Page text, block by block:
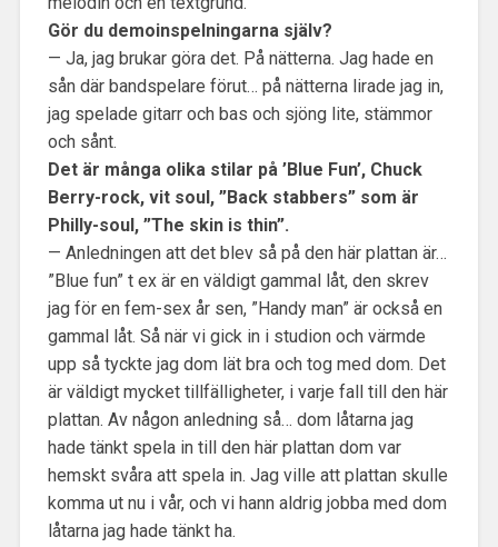
Gör du demoinspelningarna själv?
— Ja, jag brukar göra det. På nätterna. Jag hade en
sån där bandspelare förut… på nätterna lirade jag in,
jag spelade gitarr och bas och sjöng lite, stämmor
och sånt.
Det är många olika stilar på ’Blue Fun’, Chuck
Berry-rock, vit soul, ”Back stabbers” som är
Philly-soul, ”The skin is thin”.
— Anledningen att det blev så på den här plattan är…
”Blue fun” t ex är en väldigt gammal låt, den skrev
jag för en fem-sex år sen, ”Handy man” är också en
gammal låt. Så när vi gick in i studion och värmde
upp så tyckte jag dom lät bra och tog med dom. Det
är väldigt mycket tillfälligheter, i varje fall till den här
plattan. Av någon anledning så… dom låtarna jag
hade tänkt spela in till den här plattan dom var
hemskt svåra att spela in. Jag ville att plattan skulle
komma ut nu i vår, och vi hann aldrig jobba med dom
låtarna jag hade tänkt ha.